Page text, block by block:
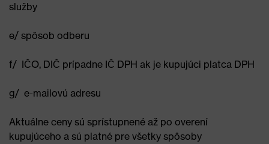
služby
e/ spôsob odberu
f/ IČO, DIČ prípadne IČ DPH ak je kupujúci platca DPH
g/ e-mailovú adresu
Aktuálne ceny sú sprístupnené až po overení
kupujúceho a sú platné pre všetky spôsoby